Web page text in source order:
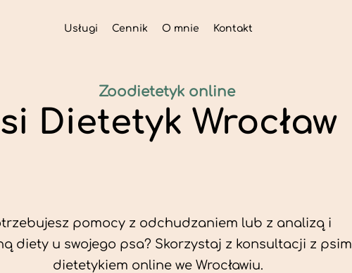
Usługi Cennik O mnie Kontakt
Dietetyk Wrocław
pomocy z odchudzaniem lub z analizą i
diety u swojego psa? Skorzystaj z konsultacji z psim
dietetykiem online we Wrocławiu.
Zoodietetyk online